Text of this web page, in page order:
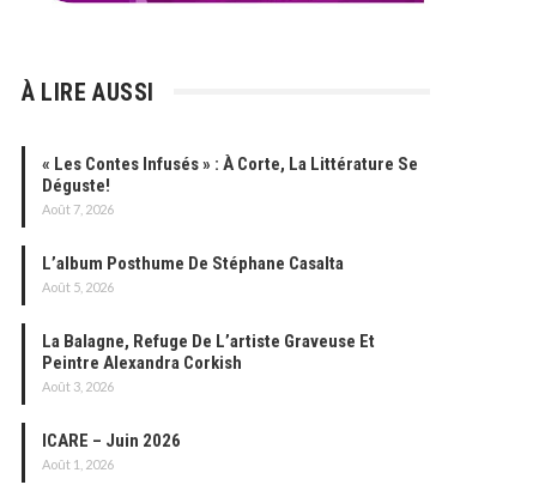
À LIRE AUSSI
« Les Contes Infusés » : À Corte, La Littérature Se
Déguste!
Août 7, 2026
L’album Posthume De Stéphane Casalta
Août 5, 2026
La Balagne, Refuge De L’artiste Graveuse Et
Peintre Alexandra Corkish
Août 3, 2026
ICARE – Juin 2026
Août 1, 2026